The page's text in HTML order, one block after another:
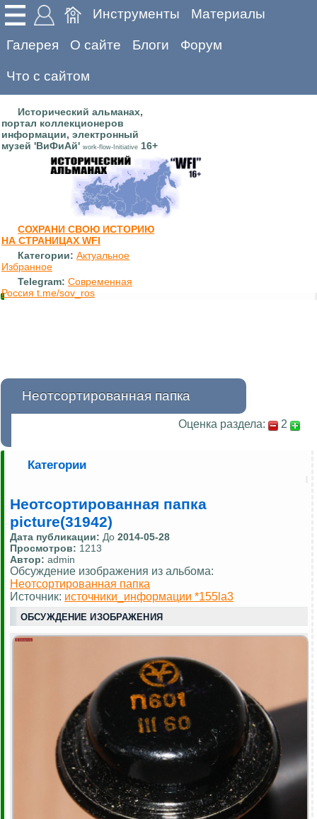
Инструменты Материалы
Галерея О сайте Блоги Форум
Что с сайтом
Исторический альманах,
портал коллекционеров
информации, электронный
музей 'ВиФиАй' work-flow-Initiative 16+
СОХРАНИ СВОЮ ИСТОРИЮ
НА СТРАНИЦАХ WFI
Категории: Актуальное
Избранное
Telegram: Современная
Россия t.me/sov_ros
Неотсортированная папка
Оценка раздела: 2
Категории
Неотсортированная папка
picture(31942)
Дата публикации: До 2014-05-28
Просмотров: 1213
Автор: admin
Обсуждение изображения из альбома:
Неотсортированная папка
Источник: источники_информации *155la3
ОБСУЖДЕНИЕ ИЗОБРАЖЕНИЯ